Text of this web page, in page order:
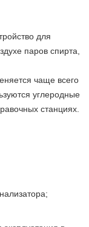
для
паров спирта,
чаще всего
углеродные
станциях.